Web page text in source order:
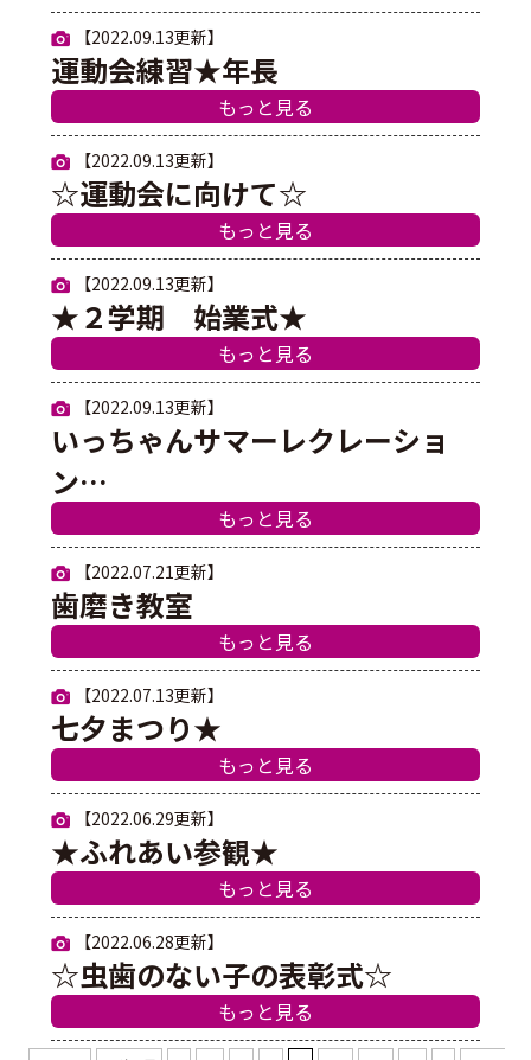
【2022.09.13更新】
運動会練習★年長
もっと見る
【2022.09.13更新】
☆運動会に向けて☆
もっと見る
【2022.09.13更新】
★２学期 始業式★
もっと見る
【2022.09.13更新】
いっちゃんサマーレクレーショ
ン…
もっと見る
【2022.07.21更新】
歯磨き教室
もっと見る
【2022.07.13更新】
七夕まつり★
もっと見る
【2022.06.29更新】
★ふれあい参観★
もっと見る
【2022.06.28更新】
☆虫歯のない子の表彰式☆
もっと見る